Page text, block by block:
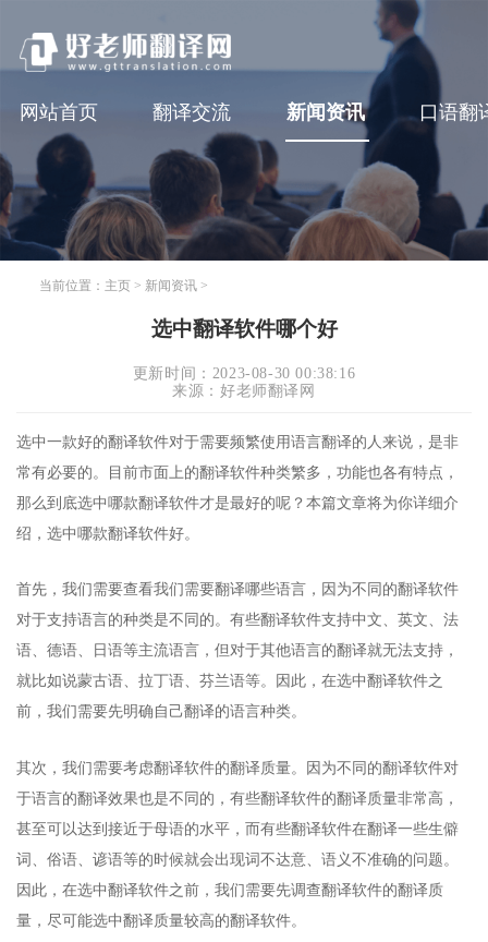
网站首页 翻译交流 新闻资讯 口语翻
当前位置： 主页> 新闻资讯>
选中翻译软件哪个好
更新时间：2023-08-30 00:38:16
来源：好老师翻译网
选中一款好的翻译软件对于需要频繁使用语言翻译的人来说，是非
常有必要的。目前市面上的翻译软件种类繁多，功能也各有特点，
那么到底选中哪款翻译软件才是最好的呢？本篇文章将为你详细介
绍，选中哪款翻译软件好。
首先，我们需要查看我们需要翻译哪些语言，因为不同的翻译软件
对于支持语言的种类是不同的。有些翻译软件支持中文、英文、法
语、德语、日语等主流语言，但对于其他语言的翻译就无法支持，
就比如说蒙古语、拉丁语、芬兰语等。因此，在选中翻译软件之
前，我们需要先明确自己翻译的语言种类。
其次，我们需要考虑翻译软件的翻译质量。因为不同的翻译软件对
于语言的翻译效果也是不同的，有些翻译软件的翻译质量非常高，
甚至可以达到接近于母语的水平，而有些翻译软件在翻译一些生僻
词、俗语、谚语等的时候就会出现词不达意、语义不准确的问题。
因此，在选中翻译软件之前，我们需要先调查翻译软件的翻译质
量，尽可能选中翻译质量较高的翻译软件。